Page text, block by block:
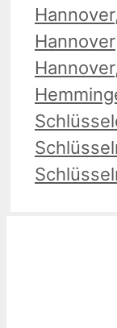
Hannover
Hannover
Hannover